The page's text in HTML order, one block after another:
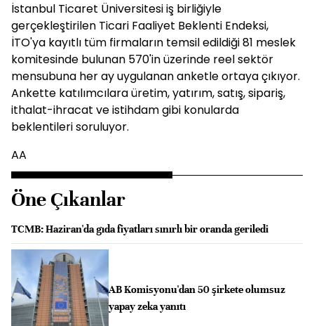
İstanbul Ticaret Üniversitesi iş birliğiyle
gerçekleştirilen Ticari Faaliyet Beklenti Endeksi,
İTO'ya kayıtlı tüm firmaların temsil edildiği 81 meslek
komitesinde bulunan 570'in üzerinde reel sektör
mensubuna her ay uygulanan anketle ortaya çıkıyor.
Ankette katılımcılara üretim, yatırım, satış, sipariş,
ithalat-ihracat ve istihdam gibi konularda
beklentileri soruluyor.
AA
Öne Çıkanlar
TCMB: Haziran'da gıda fiyatları sınırlı bir oranda geriledi
AB Komisyonu'dan 50 şirkete olumsuz
yapay zeka yanıtı